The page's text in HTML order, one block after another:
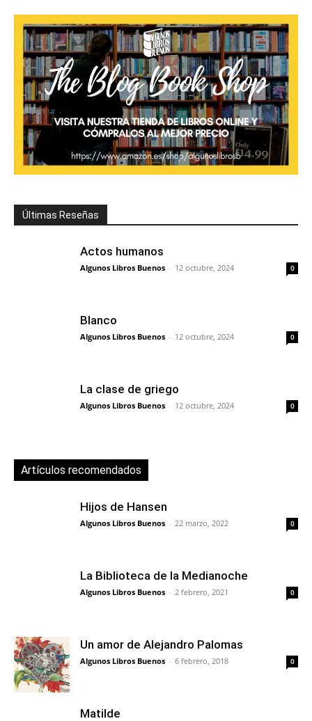
Últimas Reseñas
Actos humanos
Algunos Libros Buenos - 12 octubre, 2024 0
Blanco
Algunos Libros Buenos - 12 octubre, 2024 0
La clase de griego
Algunos Libros Buenos - 12 octubre, 2024 0
Artículos recomendados
Hijos de Hansen
Algunos Libros Buenos - 22 marzo, 2022 0
La Biblioteca de la Medianoche
Algunos Libros Buenos - 2 febrero, 2021 0
Un amor de Alejandro Palomas
Algunos Libros Buenos - 6 febrero, 2018 0
Matilde